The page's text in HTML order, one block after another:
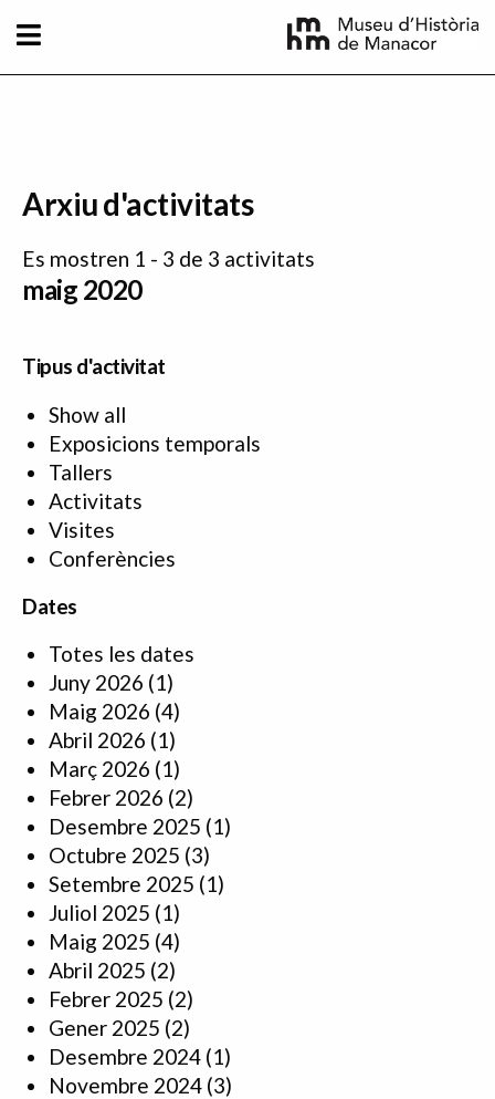
Arxiu d'activitats
Es mostren 1 - 3 de 3 activitats
maig 2020
Tipus d'activitat
Show all
Exposicions temporals
Tallers
Activitats
Visites
Conferències
Dates
Totes les dates
Juny 2026 (1)
Maig 2026 (4)
Abril 2026 (1)
Març 2026 (1)
Febrer 2026 (2)
Desembre 2025 (1)
Octubre 2025 (3)
Setembre 2025 (1)
Juliol 2025 (1)
Maig 2025 (4)
Abril 2025 (2)
Febrer 2025 (2)
Gener 2025 (2)
Desembre 2024 (1)
Novembre 2024 (3)